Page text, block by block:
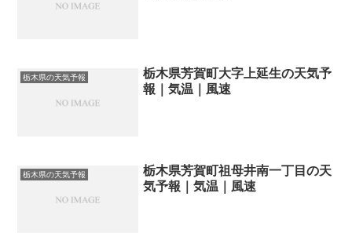
栃木県の天気予報
栃木県芳賀町大字上延生の天気予
報｜気温｜風速
栃木県の天気予報
栃木県芳賀町祖母井南一丁目の天
気予報｜気温｜風速